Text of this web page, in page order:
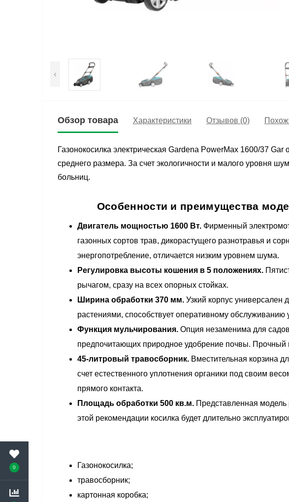
0
‹
Обзор товара Характеристики Отзывов (0)
Газонокосилка электрическая Gardena PowerMax 1600/37
среднего размера. За счет экологичности и малого уровня
больниц.
Особенности и преимущества
Двигатель мощностью 1600 Вт. Фирменный
газонных сортов трав, дикорастущего разнотравья и
энергопотребление, отличается низким уровнем шума.
Регулировка высоты кошения в 5 положениях.
рычагом, сразу на всех опорных стойках.
Ширина обработки 370 мм. Узкий корпус
растениями, способствует оперативному
Функция мульчирования. Опция незаменима для
предпочитающих природное удобрение почвы. Прочный
45-литровый травосборник. Вместительная корзина
счет естественного уплотнения органики под своим
прямого контакта.
Площадь обработки 500 кв.м. Представленная модель
этой рекомендации косилка будет длительно
Газонокосилка;
травосборник;
картонная коробка;